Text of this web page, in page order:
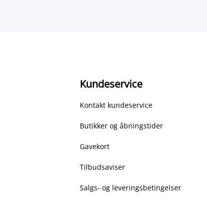
Kundeservice
Kontakt kundeservice
Butikker og åbningstider
Gavekort
Tilbudsaviser
Salgs- og leveringsbetingelser